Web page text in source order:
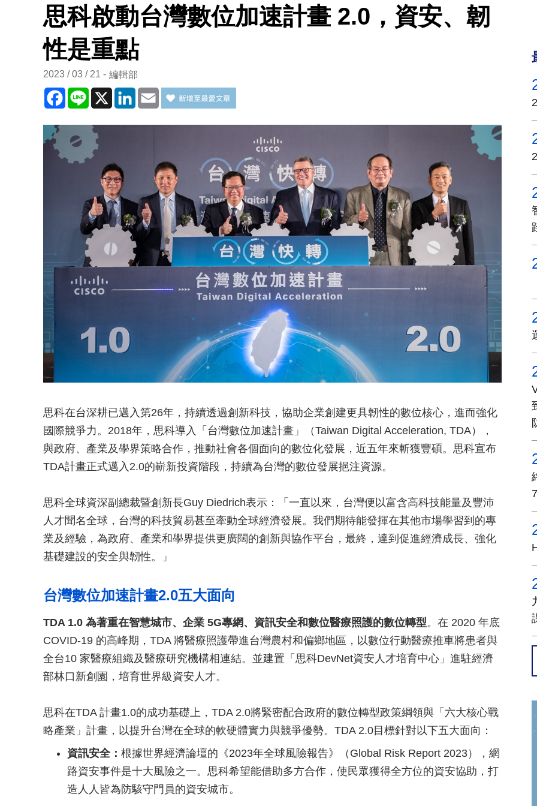
思科啟動台灣數位加速計畫 2.0，資安、韌
性是重點
2023 / 03 / 21 編輯部
Facebook
Line X LinkedInEmail
思科在台深耕已邁入第26年，持續透過創新科技，協助企業創建更具韌性的數位核心，進而強化
國際競爭力。2018年，思科導入「台灣數位加速計畫」（Taiwan Digital Acceleration, TDA），
與政府、產業及學界策略合作，推動社會各個面向的數位化發展，近五年來斬獲豐碩。思科宣布
TDA計畫正式邁入2.0的嶄新投資階段，持續為台灣的數位發展挹注資源。
思科全球資深副總裁暨創新長Guy Diedrich表示：「一直以來，台灣便以富含高科技能量及豐沛
人才聞名全球，台灣的科技貿易甚至牽動全球經濟發展。我們期待能發揮在其他市場學習到的專
業及經驗，為政府、產業和學界提供更廣闊的創新與協作平台，最終，達到促進經濟成長、強化
基礎建設的安全與韌性。」
台灣數位加速計畫2.0五大面向
TDA 1.0 為著重在智慧城市、企業 5G專網、資訊安全和數位醫療照護的數位轉型。在 2020 年底
COVID-19 的高峰期，TDA 將醫療照護帶進台灣農村和偏鄉地區，以數位行動醫療推車將患者與
全台10 家醫療組織及醫療研究機構相連結。並建置「思科DevNet資安人才培育中心」進駐經濟
部林口新創園，培育世界級資安人才。
思科在TDA 計畫1.0的成功基礎上，TDA 2.0將緊密配合政府的數位轉型政策綱領與「六大核心戰
略產業」計畫，以提升台灣在全球的軟硬體實力與競爭優勢。TDA 2.0目標針對以下五大面向：
資訊安全： 根據世界經濟論壇的《2023年全球風險報告》（Global Risk Report 2023），網
路資安事件是十大風險之一。思科希望能借助多方合作，使民眾獲得全方位的資安協助，打
造人人皆為防駭守門員的資安城市。